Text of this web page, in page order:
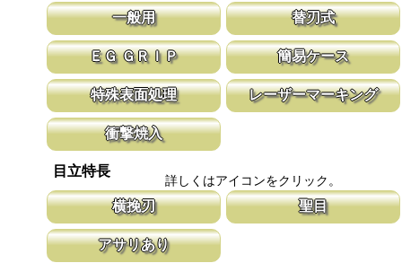
一般用
木材・竹材・塩ビ・プラスチックに対応した目立てを施していま
す。 お子様の工作や木製品の切断や解体などにご使用頂けます。
替刃式
新しい鋸刃に取り替える事で、ご購入時
鋸刃のマーキング（右下）に替刃品番を明
ＥＧ ＧＲＩＰ
わずか５９ｇと軽量なグリップで使用時のストレスを軽減します。
替刃交換も手で回せるネジなので簡単です。
簡易ケース
鞘無しにする事でお求めやすい価格設定に
として鋸刃保護の役割を果たします。
特殊表面処理
鋸刃表面にメッキ処理をして、サビから鋸をまもっています。 サ
ビにより切断材料を汚す心配がありません。
レーザーマーキング
衝撃焼入
耐摩耗性に優れ、粘りのある刃に仕上がります。これが永切れする
目立特長
詳しくはアイコンをクリック。
横挽刃
木材の繊維をある一定の巾で連続して切り落とす仕組みになってい
ます。 横挽刃を縦挽に使用すると、けっして良好な切れ味は望め
ません。
聖目
アサリあり